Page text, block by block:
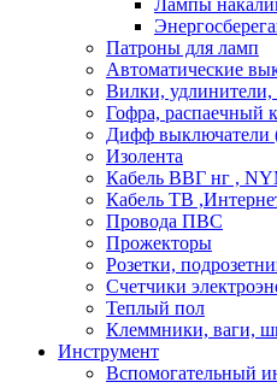
Патроны для ламп
Автоматические
Вилки,
Гофра, распаечный
Дифф
Изолента
Кабель ВВГ нг ,
Кабель ТВ
Провода ПВС
Прожекторы
Розетки,
Счетчики
Теплый пол
Клеммники, ваги,
Инструмент
Вспомогательный